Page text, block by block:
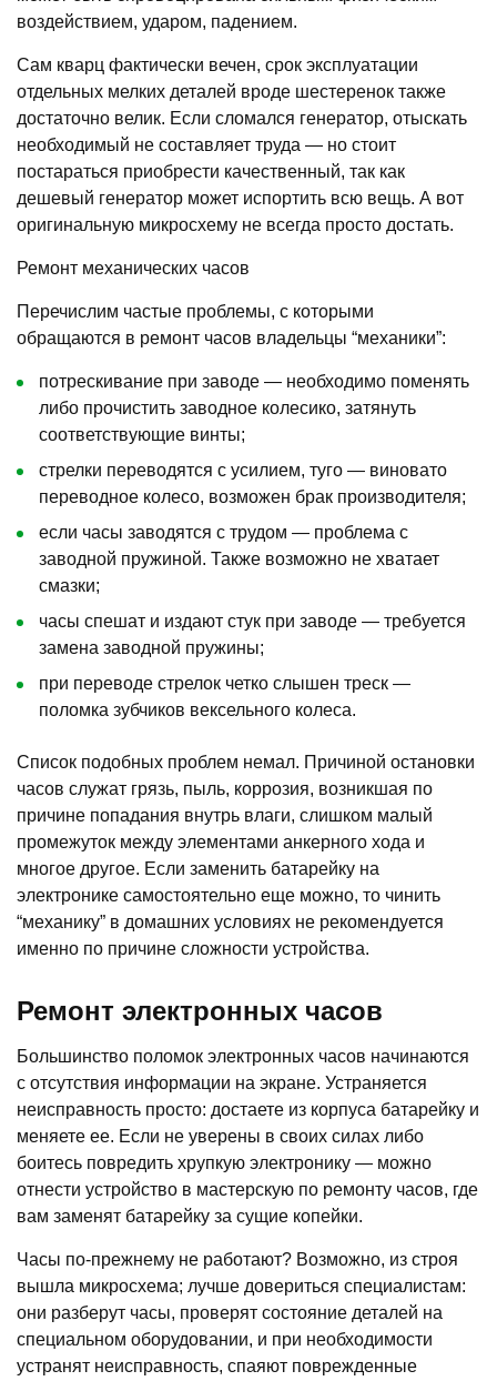
воздействием, ударом, падением.
Сам кварц фактически вечен, срок эксплуатации
отдельных мелких деталей вроде шестеренок также
достаточно велик. Если сломался генератор, отыскать
необходимый не составляет труда — но стоит
постараться приобрести качественный, так как
дешевый генератор может испортить всю вещь. А вот
оригинальную микросхему не всегда просто достать.
Ремонт механических часов
Перечислим частые проблемы, с которыми
обращаются в ремонт часов владельцы “механики”:
потрескивание при заводе — необходимо поменять
либо прочистить заводное колесико, затянуть
соответствующие винты;
стрелки переводятся с усилием, туго — виновато
переводное колесо, возможен брак производителя;
если часы заводятся с трудом — проблема с
заводной пружиной. Также возможно не хватает
смазки;
часы спешат и издают стук при заводе — требуется
замена заводной пружины;
при переводе стрелок четко слышен треск —
поломка зубчиков вексельного колеса.
Список подобных проблем немал. Причиной остановки
часов служат грязь, пыль, коррозия, возникшая по
причине попадания внутрь влаги, слишком малый
промежуток между элементами анкерного хода и
многое другое. Если заменить батарейку на
электронике самостоятельно еще можно, то чинить
“механику” в домашних условиях не рекомендуется
именно по причине сложности устройства.
Ремонт электронных часов
Большинство поломок электронных часов начинаются
с отсутствия информации на экране. Устраняется
неисправность просто: достаете из корпуса батарейку и
меняете ее. Если не уверены в своих силах либо
боитесь повредить хрупкую электронику — можно
отнести устройство в мастерскую по ремонту часов, где
вам заменят батарейку за сущие копейки.
Часы по-прежнему не работают? Возможно, из строя
вышла микросхема; лучше довериться специалистам:
они разберут часы, проверят состояние деталей на
специальном оборудовании, и при необходимости
устранят неисправность, спаяют поврежденные